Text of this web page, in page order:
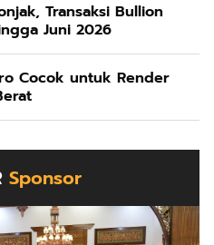
Transaksi Bullion
Juni 2026
Cocok untuk Render
Sponsor